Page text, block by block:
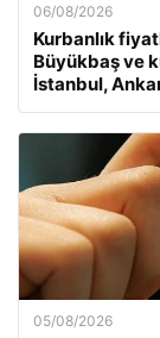
06/08/2026
Kurbanlık
Büyükbaş ve
İstanbul,
05/08/2026